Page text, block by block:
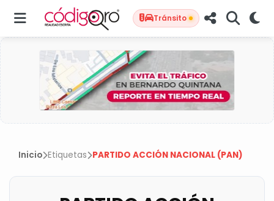
Tránsito
Inicio Etiquetas PARTIDO ACCIÓN NACIONAL (PAN)